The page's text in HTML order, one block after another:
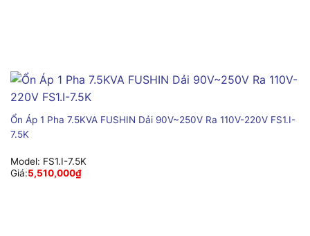
Ổn Áp 1 Pha 7.5KVA FUSHIN Dải 90V~250V Ra 110V-220V FS1.I-
7.5K
Model: FS1.I-7.5K
Giá:5,510,000₫